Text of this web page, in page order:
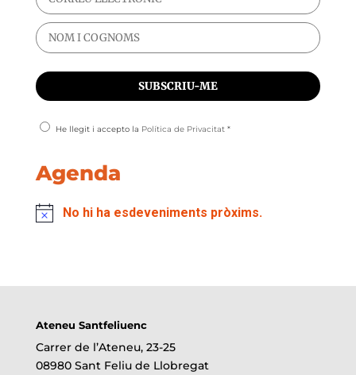
He llegit i accepto la Política de Privacitat *
Agenda
No hi ha esdeveniments pròxims.
Ateneu Santfeliuenc
Carrer de l’Ateneu, 23-25
08980 Sant Feliu de Llobregat